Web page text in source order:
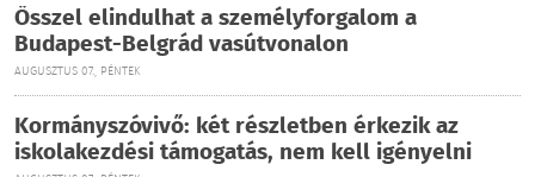
Ősszel elindulhat a személyforgalom a
Budapest-Belgrád vasútvonalon
AUGUSZTUS 07., PÉNTEK
Kormányszóvivő: két részletben érkezik az
iskolakezdési támogatás, nem kell igényelni